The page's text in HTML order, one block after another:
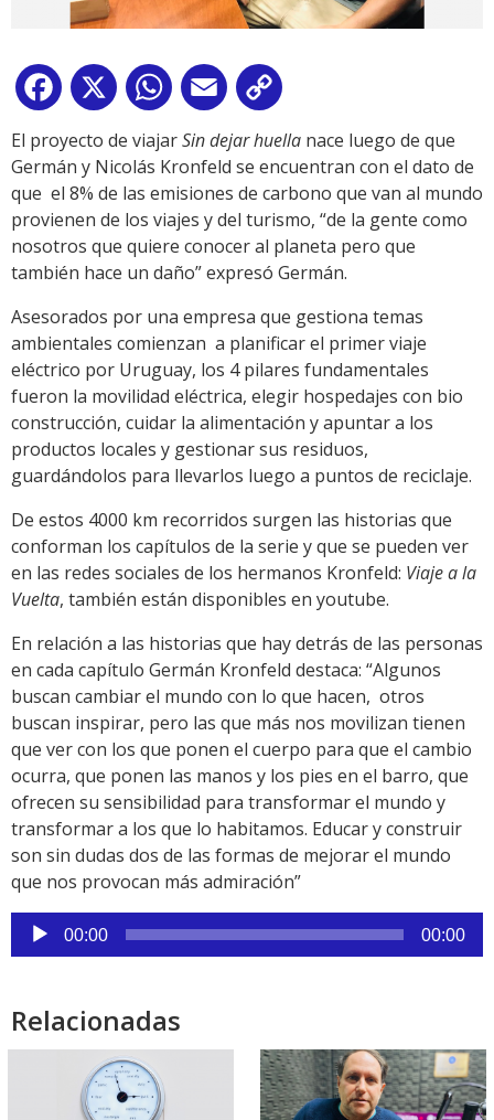
Facebook
X WhatsApp
Email
Link
El proyecto de viajarSin dejar huella nace luego de que
Germán y Nicolás Kronfeld se encuentran con el dato de
que el 8% de las emisiones de carbono que van al mundo
provienen de los viajes y del turismo, “de la gente como
nosotros que quiere conocer al planeta pero que
también hace un daño” expresó Germán.
Asesorados por una empresa que gestiona temas
ambientales comienzan a planificar el primer viaje
eléctrico por Uruguay, los 4 pilares fundamentales
fueron la movilidad eléctrica, elegir hospedajes con bio
construcción, cuidar la alimentación y apuntar a los
productos locales y gestionar sus residuos,
guardándolos para llevarlos luego a puntos de reciclaje.
De estos 4000 km recorridos surgen las historias que
conforman los capítulos de la serie y que se pueden ver
en las redes sociales de los hermanos Kronfeld: Viaje a la
Vuelta, también están disponibles en youtube.
En relación a las historias que hay detrás de las personas
en cada capítulo Germán Kronfeld destaca: “Algunos
buscan cambiar el mundo con lo que hacen, otros
buscan inspirar, pero las que más nos movilizan tienen
que ver con los que ponen el cuerpo para que el cambio
ocurra, que ponen las manos y los pies en el barro, que
ofrecen su sensibilidad para transformar el mundo y
transformar a los que lo habitamos. Educar y construir
son sin dudas dos de las formas de mejorar el mundo
que nos provocan más admiración”
Reproductor
de
00:00 00:00
Relacionadas